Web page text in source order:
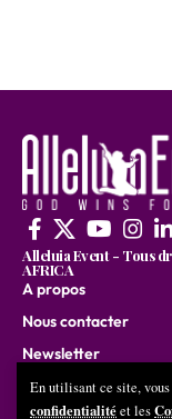
En utilisant ce site,
confidentialitéet les
Alleluia Event - Tous
AFRICA
A propos
Nous contacter
Newsletter
Nous rejoindre